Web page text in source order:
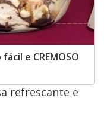
e CREMOSO
refrescante e